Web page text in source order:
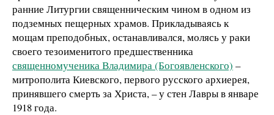
ранние Литургии священническим чином в одном из
подземных пещерных храмов. Прикладываясь к
мощам преподобных, останавливался, молясь у раки
своего тезоименитого предшественника
священномученика Владимира (Богоявленского) –
митрополита Киевского, первого русского архиерея,
принявшего смерть за Христа, – у стен Лавры в январе
1918 года.